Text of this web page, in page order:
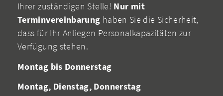
Ihrer zuständigen Stelle! Nur mit
Terminvereinbarung haben Sie die Sicherheit,
dass für Ihr Anliegen Personalkapazitäten zur
Verfügung stehen.
Montag bis Donnerstag
Montag, Dienstag, Donnerstag